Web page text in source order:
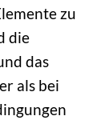
zu
die
das
als bei